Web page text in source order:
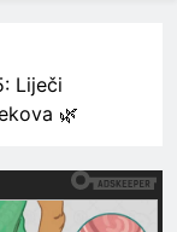
Liječi
🌿